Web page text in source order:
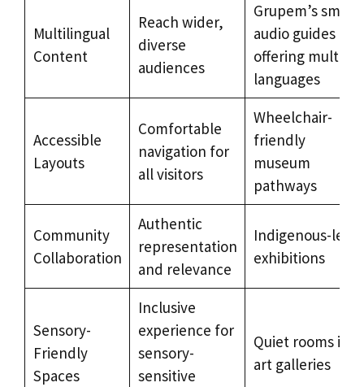
Multilingual
Content
Reach wider,
diverse
audiences
Grupem’s smart
audio guides
offering multiple
languages
Accessible
Layouts
Comfortable
navigation for
all visitors
Wheelchair-
friendly
museum
pathways
Community
Collaboration
Authentic
representation
and relevance
Indigenous-led
exhibitions
Sensory-
Friendly
Spaces
Inclusive
experience for
sensory-
sensitive
Quiet rooms in
art galleries